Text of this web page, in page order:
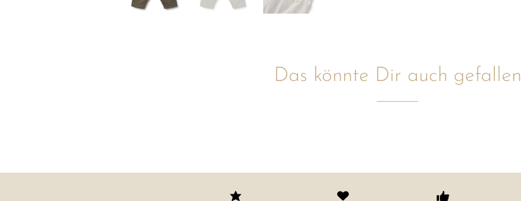
Das könnte Dir auch gefallen